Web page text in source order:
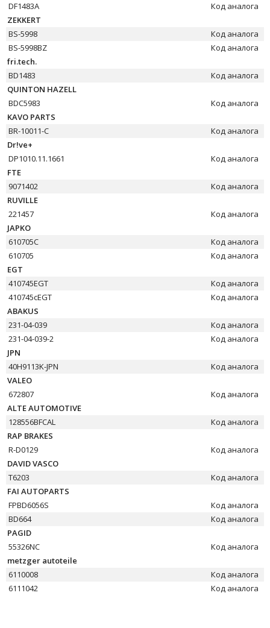
DF1483A
Код аналога
ZEKKERT
BS-5998
Код аналога
BS-5998BZ
Код аналога
fri.tech.
BD1483
Код аналога
QUINTON HAZELL
BDC5983
Код аналога
KAVO PARTS
BR-10011-C
Код аналога
Dr!ve+
DP1010.11.1661
Код аналога
FTE
9071402
Код аналога
RUVILLE
221457
Код аналога
JAPKO
610705C
Код аналога
610705
Код аналога
EGT
410745EGT
Код аналога
410745cEGT
Код аналога
ABAKUS
231-04-039
Код аналога
231-04-039-2
Код аналога
JPN
40H9113K-JPN
Код аналога
VALEO
672807
Код аналога
ALTE AUTOMOTIVE
128556BFCAL
Код аналога
RAP BRAKES
R-D0129
Код аналога
DAVID VASCO
T6203
Код аналога
FAI AUTOPARTS
FPBD6056S
Код аналога
BD664
Код аналога
PAGID
55326NC
Код аналога
metzger autoteile
6110008
Код аналога
6111042
Код аналога